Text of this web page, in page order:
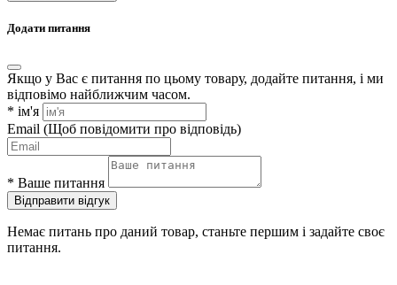
Додати питання
Якщо у Вас є питання по цьому товару, додайте питання, і ми
відповімо найближчим часом.
* ім'я
Email (Щоб повідомити про відповідь)
* Ваше питання
Відправити відгук
Немає питань про даний товар, станьте першим і задайте своє
питання.